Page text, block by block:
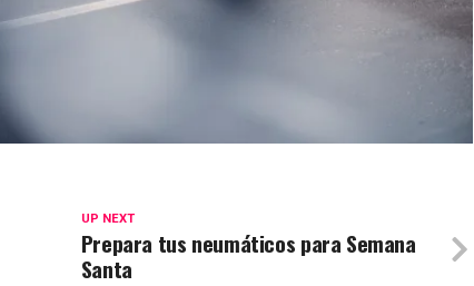
UP NEXT
Prepara tus neumáticos para Semana
Santa